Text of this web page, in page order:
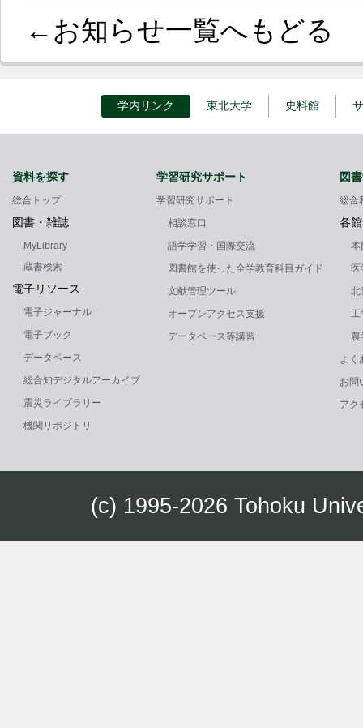
←お知らせ一覧へもどる
学内リンク 東北大学 史料館
資料を探す
総合トップ
図書・雑誌
MyLibrary
蔵書検索
電子リソース
電子ジャーナル
電子ブック
データベース
総合知デジタルアーカイブ
震災ライブラリー
機関リポジトリ
学習研究サポート
学習研究サポート
相談窓口
語学学習・国際交流
図書館を使った全学教育科目ガイド
文献管理ツール
オープンアクセス支援
データベース等講習
図
総合
各
本
北
工
農
よく
お問
アク
(c) 1995-2026 Tohoku